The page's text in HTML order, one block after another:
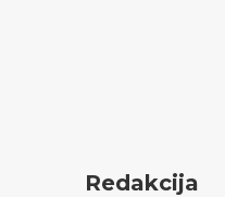
Redakcija